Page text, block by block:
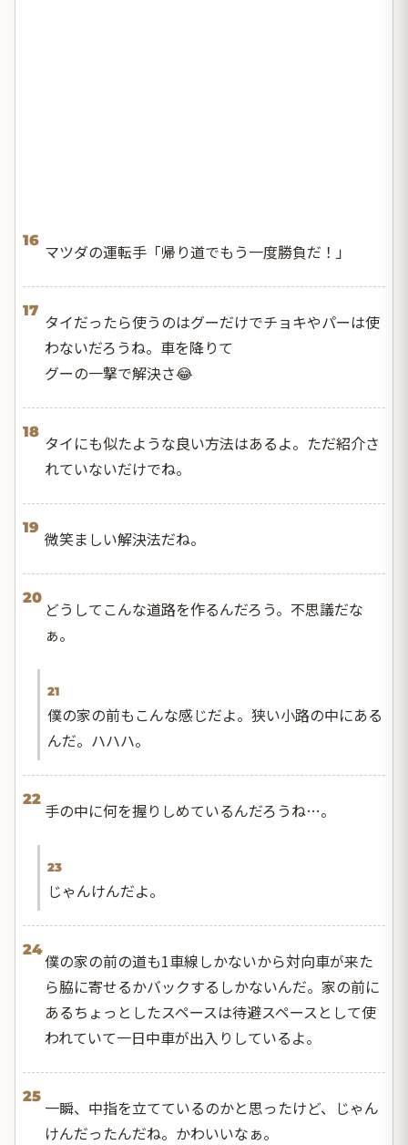
16
マツダの運転手「帰り道でもう一度勝負だ！」
17
タイだったら使うのはグーだけでチョキやパーは使
わないだろうね。車を降りて
グーの一撃で解決さ😂
18
タイにも似たような良い方法はあるよ。ただ紹介さ
れていないだけでね。
19
微笑ましい解決法だね。
20
どうしてこんな道路を作るんだろう。不思議だな
ぁ。
21
僕の家の前もこんな感じだよ。狭い小路の中にある
んだ。ハハハ。
22
手の中に何を握りしめているんだろうね…。
23
じゃんけんだよ。
24
僕の家の前の道も1車線しかないから対向車が来た
ら脇に寄せるかバックするしかないんだ。家の前に
あるちょっとしたスペースは待避スペースとして使
われていて一日中車が出入りしているよ。
25
一瞬、中指を立てているのかと思ったけど、じゃん
けんだったんだね。かわいいなぁ。